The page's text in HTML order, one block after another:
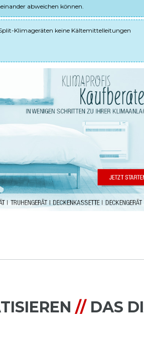
abweichen können.
Klimageräten keine Kältemittelleitungen
// DAS